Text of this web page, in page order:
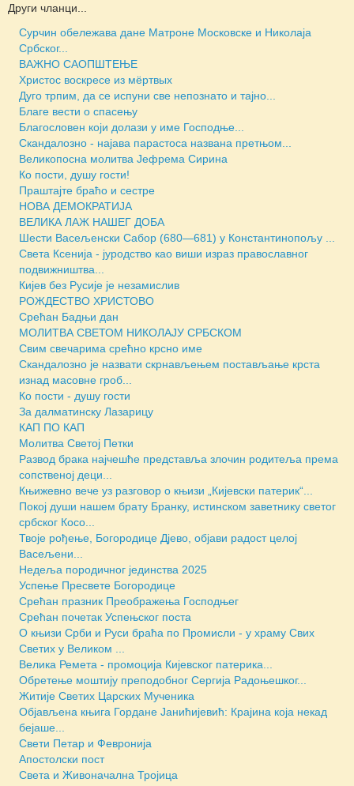
Други чланци...
Сурчин обележава дане Матроне Московске и Николаја
Србског...
ВАЖНО САОПШТЕЊЕ
Христос воскресе из мёртвых
Дуго трпим, да се испуни све непознато и тајно...
Благе вести о спасењу
Благословен који долази у име Господње...
Скандалозно - најава парастоса названа претњом...
Великопосна молитва Јефрема Сирина
Ко пости, душу гости!
Праштајте браћо и сестре
НОВА ДЕМОКРАТИЈА
ВЕЛИКА ЛАЖ НАШЕГ ДОБА
Шести Васељенски Сабор (680—681) у Константинопољу ...
Света Ксенија - јуродство као виши израз православног
подвижништва...
Кијев без Русије је незамислив
РОЖДЕСТВО ХРИСТОВО
Срећан Бадњи дан
МОЛИТВА СВЕТОМ НИКОЛАЈУ СРБСКОМ
Свим свечарима срећно крсно име
Скандалозно је назвати скрнављењем постављање крста
изнад масовне гроб...
Ко пости - душу гости
За далматинску Лазарицу
КАП ПО КАП
Молитва Светој Петки
Развод брака најчешће представља злочин родитеља према
сопственој деци...
Књижевно вече уз разговор о књизи „Кијевски патерик“...
Покој души нашем брату Бранку, истинском заветнику светог
србског Косо...
Твоје рођење, Богородице Дјево, објави радост целој
Васељени...
Недеља породичног јединства 2025
Успење Пресвете Богородице
Срећан празник Преображења Господњег
Срећан почетак Успењског поста
О књизи Срби и Руси браћа по Промисли - у храму Свих
Светих у Великом ...
Велика Ремета - промоција Кијевског патерика...
Обретење моштију преподобног Сергија Радоњешког...
Житије Светих Царских Мученика
Објављена књига Гордане Јанићијевић: Крајина која некад
бејаше...
Свети Петар и Февронија
Апостолски пост
Света и Живоначална Тројица